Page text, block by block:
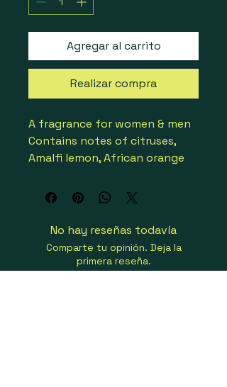
Agregar al carrito
Realizar compra
A fragrance for women & men
Contains notes of citruses,
Amalfi lemon, African orange
lavender  Launched in 2010
Recommended for day or
warmer seasons wear
3346470170537
No hay reseñas todavía
Comparte tu opinión. Deja la
primera reseña.